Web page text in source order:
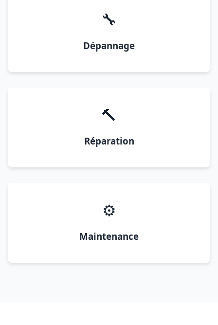
🔧
Dépannage
🔨
Réparation
⚙️
Maintenance